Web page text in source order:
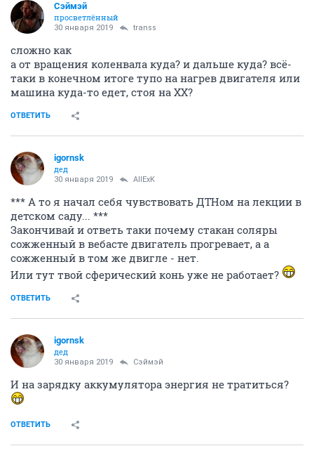
Сэймэй
просветлённый
30 января 2019 transs
сложно как
а от вращения коленвала куда? и дальше куда? всё-
таки в конечном итоге тупо на нагрев двигателя или
машина куда-то едет, стоя на ХХ?
ОТВЕТИТЬ
igornsk
дед
30 января 2019 AllExK
*** А то я начал себя чувствовать ДТНом на лекции в
детском саду... ***
Закончивай и ответь таки почему стакан соляры
сожженный в вебасте двигатель прогревает, а а
сожженный в том же двигле - нет.
Или тут твой сферический конь уже не работает?
ОТВЕТИТЬ
igornsk
дед
30 января 2019 Сэймэй
И на зарядку аккумулятора энергия не тратиться?
ОТВЕТИТЬ